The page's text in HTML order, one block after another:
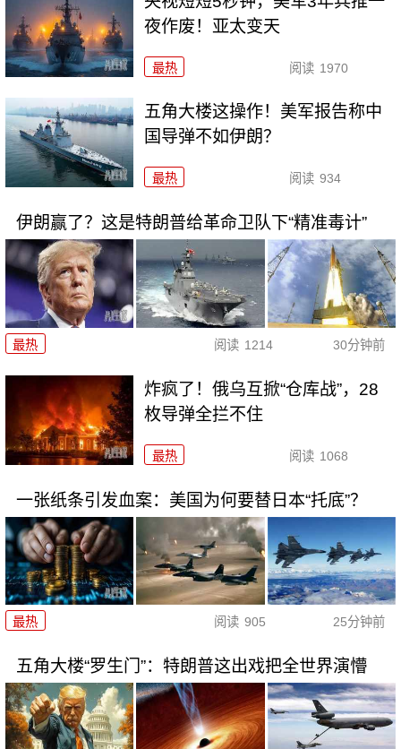
夜作废！亚太变天
最热 阅读 1970
五角大楼这操作！美军报告称中
国导弹不如伊朗？
最热 阅读 934
伊朗赢了？这是特朗普给革命卫队下“精准毒计”
最热 阅读 1214 30分钟前
炸疯了！俄乌互掀“仓库战”，28
枚导弹全拦不住
最热 阅读 1068
一张纸条引发血案：美国为何要替日本“托底”？
最热 阅读 905 25分钟前
五角大楼“罗生门”：特朗普这出戏把全世界演懵